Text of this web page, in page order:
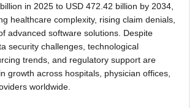
in 2025 to USD 472.42 billion by 2034,
healthcare complexity, rising claim denials,
advanced software solutions. Despite
security challenges, technological
trends, and regulatory support are
growth across hospitals, physician offices,
worldwide.